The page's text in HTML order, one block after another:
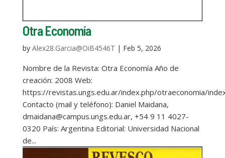
Otra Economía
by Alex28.Garcia@OiB4546T | Feb 5, 2026
Nombre de la Revista: Otra Economía Año de
creación: 2008 Web:
https://revistas.ungs.edu.ar/index.php/otraeconomia/
Contacto (mail y teléfono): Daniel Maidana,
dmaidana@campus.ungs.edu.ar, +54 9 11 4027-
0320 País: Argentina Editorial: Universidad Nacional
de...